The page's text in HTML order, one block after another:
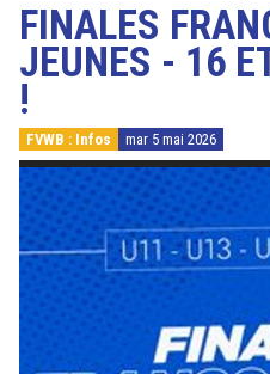
FINALES
JEUNES - 16
!
FVWB : Infos mar 5 mai 2026